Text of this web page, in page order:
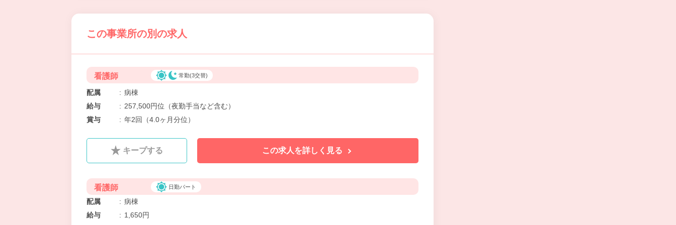
この事業所の別の求人
看護師 常勤(3交替)
配属 : 病棟
給与
: 257,500円位（夜勤手当など含む）
賞与
: 年2回（4.0ヶ月分位）
キープする この求人を詳しく見る
看護師 日勤パート
配属 : 病棟
給与
: 1,650円